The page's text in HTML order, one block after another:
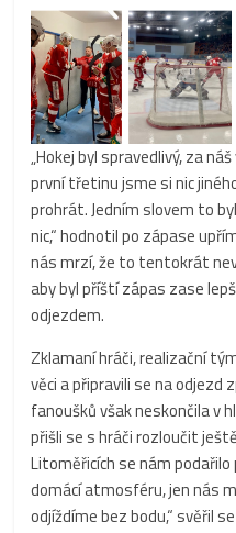
„Hokej byl spravedlivý, za
první třetinu jsme si nic
prohrát. Jedním slovem to
nic,“ hodnotil po zápase
nás mrzí, že to tentokrát
aby byl příští zápas zase
odjezdem.
Zklamaní hráči, realizační
věci a připravili se na odjezd
fanoušků však neskončila v
přišli se s hráči rozloučit
Litoměřicích se nám
domácí atmosféru, jen nás
odjíždíme bez bodu,“ svěřil